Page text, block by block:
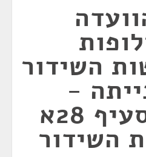
השידור
-
בהתאם לסעיף 28א
השידור